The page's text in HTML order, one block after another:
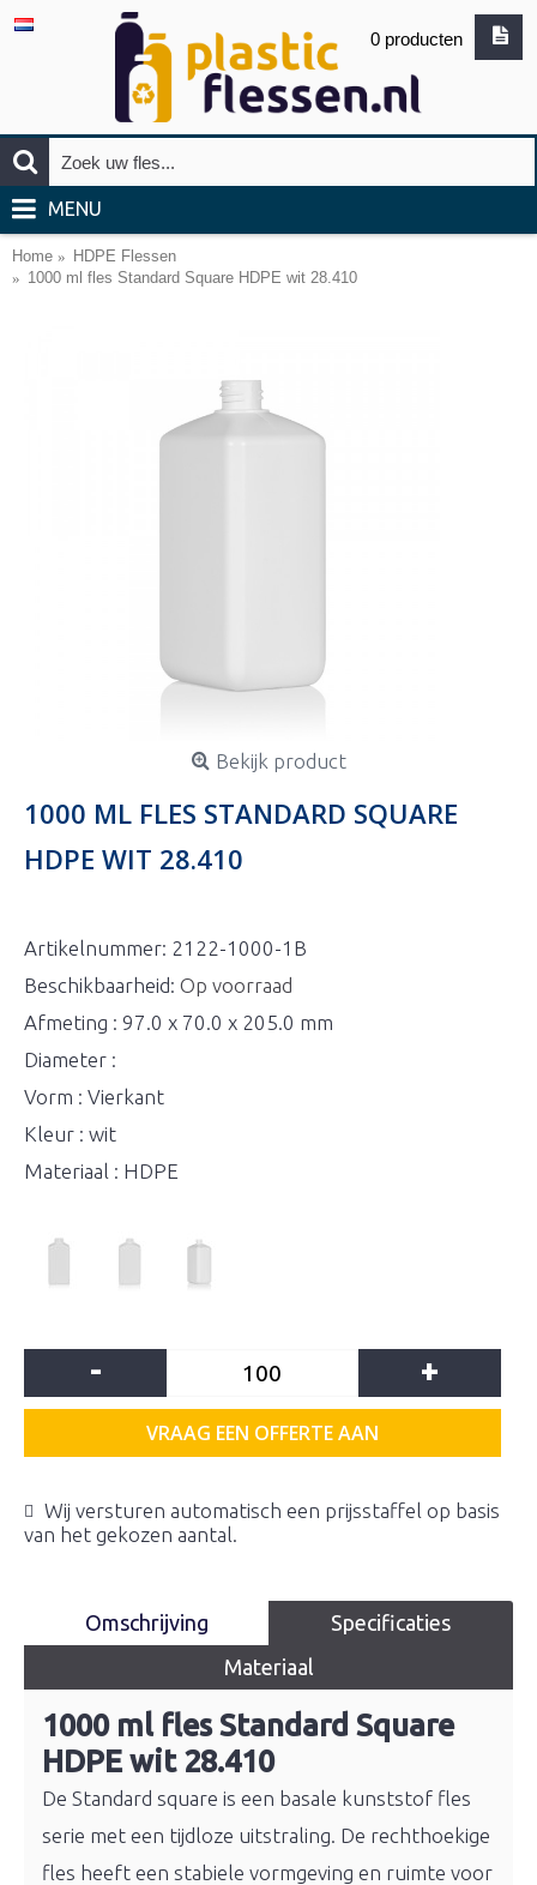
0 producten
MENU
Home
HDPE Flessen
1000 ml fles Standard Square HDPE wit 28.410
Bekijk product
1000 ML FLES STANDARD SQUARE
HDPE WIT 28.410
Artikelnummer: 2122-1000-1B
Beschikbaarheid: Op voorraad
Afmeting : 97.0 x 70.0 x 205.0 mm
Diameter :
Vorm : Vierkant
Kleur : wit
Materiaal : HDPE
- +
VRAAG EEN OFFERTE AAN
Wij versturen automatisch een prijsstaffel op basis
van het gekozen aantal.
Omschrijving
Specificaties
Materiaal
1000 ml fles Standard Square
HDPE wit 28.410
De Standard square is een basale kunststof fles
serie met een tijdloze uitstraling. De rechthoekige
fles heeft een stabiele vormgeving en ruimte voor